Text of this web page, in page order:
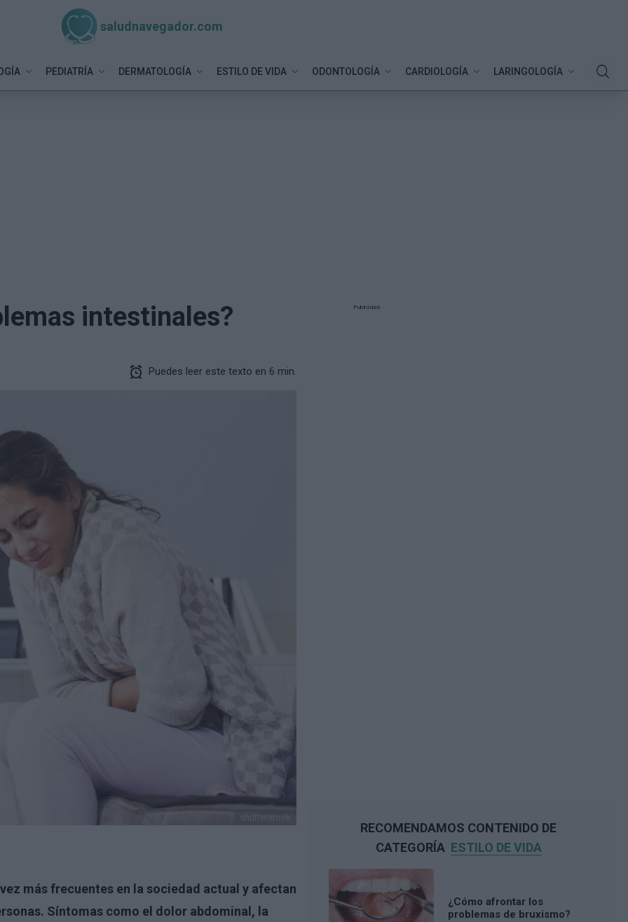
saludnavegador.com
PEDIATRÍA DERMATOLOGÍA ESTILO DE VIDA ODONTOLOGÍA CARDIOLOGÍA LARINGOLOGÍA
intestinales?
Puedes leer este texto en 6 min.
más frecuentes en la sociedad actual y afectan
Síntomas como el dolor abdominal, la
Publicidad:
RECOMENDAMOS CONTENIDO DE
CATEGORÍA ESTILO DE VIDA
¿Cómo afrontar los
problemas de bruxismo?